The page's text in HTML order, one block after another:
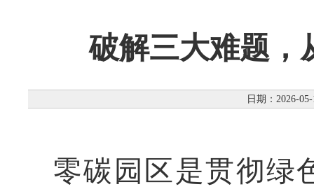
破解三大难题，
日期：2026-
零碳园区是贯彻绿